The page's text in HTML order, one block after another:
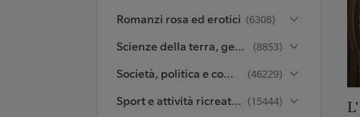
Romanzi rosa ed erotici (6308)
Scienze della terra, geografia, ambiente, pianificazione (8853)
Società, politica e comunicazione (46229)
Sport e attività ricreative all’aperto (15444)